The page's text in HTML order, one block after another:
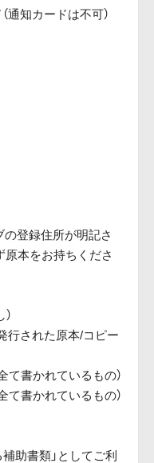
通知カードは不可）
の登録住所が明記さ
原本をお持ちくださ
行された原本/コピー
て書かれているもの）
て書かれているもの）
補助書類」としてご利